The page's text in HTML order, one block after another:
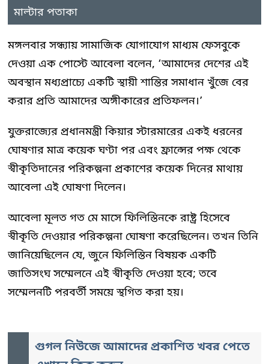
মাল্টার পতাকা
মঙ্গলবার সন্ধ্যায় সামাজিক যোগাযোগ মাধ্যম ফেসবুকে
দেওয়া এক পোস্টে আবেলা বলেন, ‘আমাদের দেশের এই
অবস্থান মধ্যপ্রাচ্যে একটি স্থায়ী শান্তির সমাধান খুঁজে বের
করার প্রতি আমাদের অঙ্গীকারের প্রতিফলন।’
যুক্তরাজ্যের প্রধানমন্ত্রী কিয়ার স্টারমারের একই ধরনের
ঘোষণার মাত্র কয়েক ঘণ্টা পর এবং ফ্রান্সের পক্ষ থেকে
স্বীকৃতিদানের পরিকল্পনা প্রকাশের কয়েক দিনের মাথায়
আবেলা এই ঘোষণা দিলেন।
আবেলা মূলত গত মে মাসে ফিলিস্তিনকে রাষ্ট্র হিসেবে
স্বীকৃতি দেওয়ার পরিকল্পনা ঘোষণা করেছিলেন। তখন তিনি
জানিয়েছিলেন যে, জুনে ফিলিস্তিন বিষয়ক একটি
জাতিসংঘ সম্মেলনে এই স্বীকৃতি দেওয়া হবে; তবে
সম্মেলনটি পরবর্তী সময়ে স্থগিত করা হয়।
গুগল নিউজে আমাদের প্রকাশিত খবর পেতে